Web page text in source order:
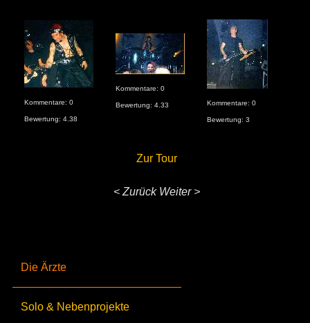
Die Ärzte
Solo & Nebenprojekte
Kommentare: 0
Bewertung: 4.38
Kommentare: 0
Bewertung: 4.33 Kommentare: 0
Bewertung: 3
Zur Tour
< Zurück Weiter >